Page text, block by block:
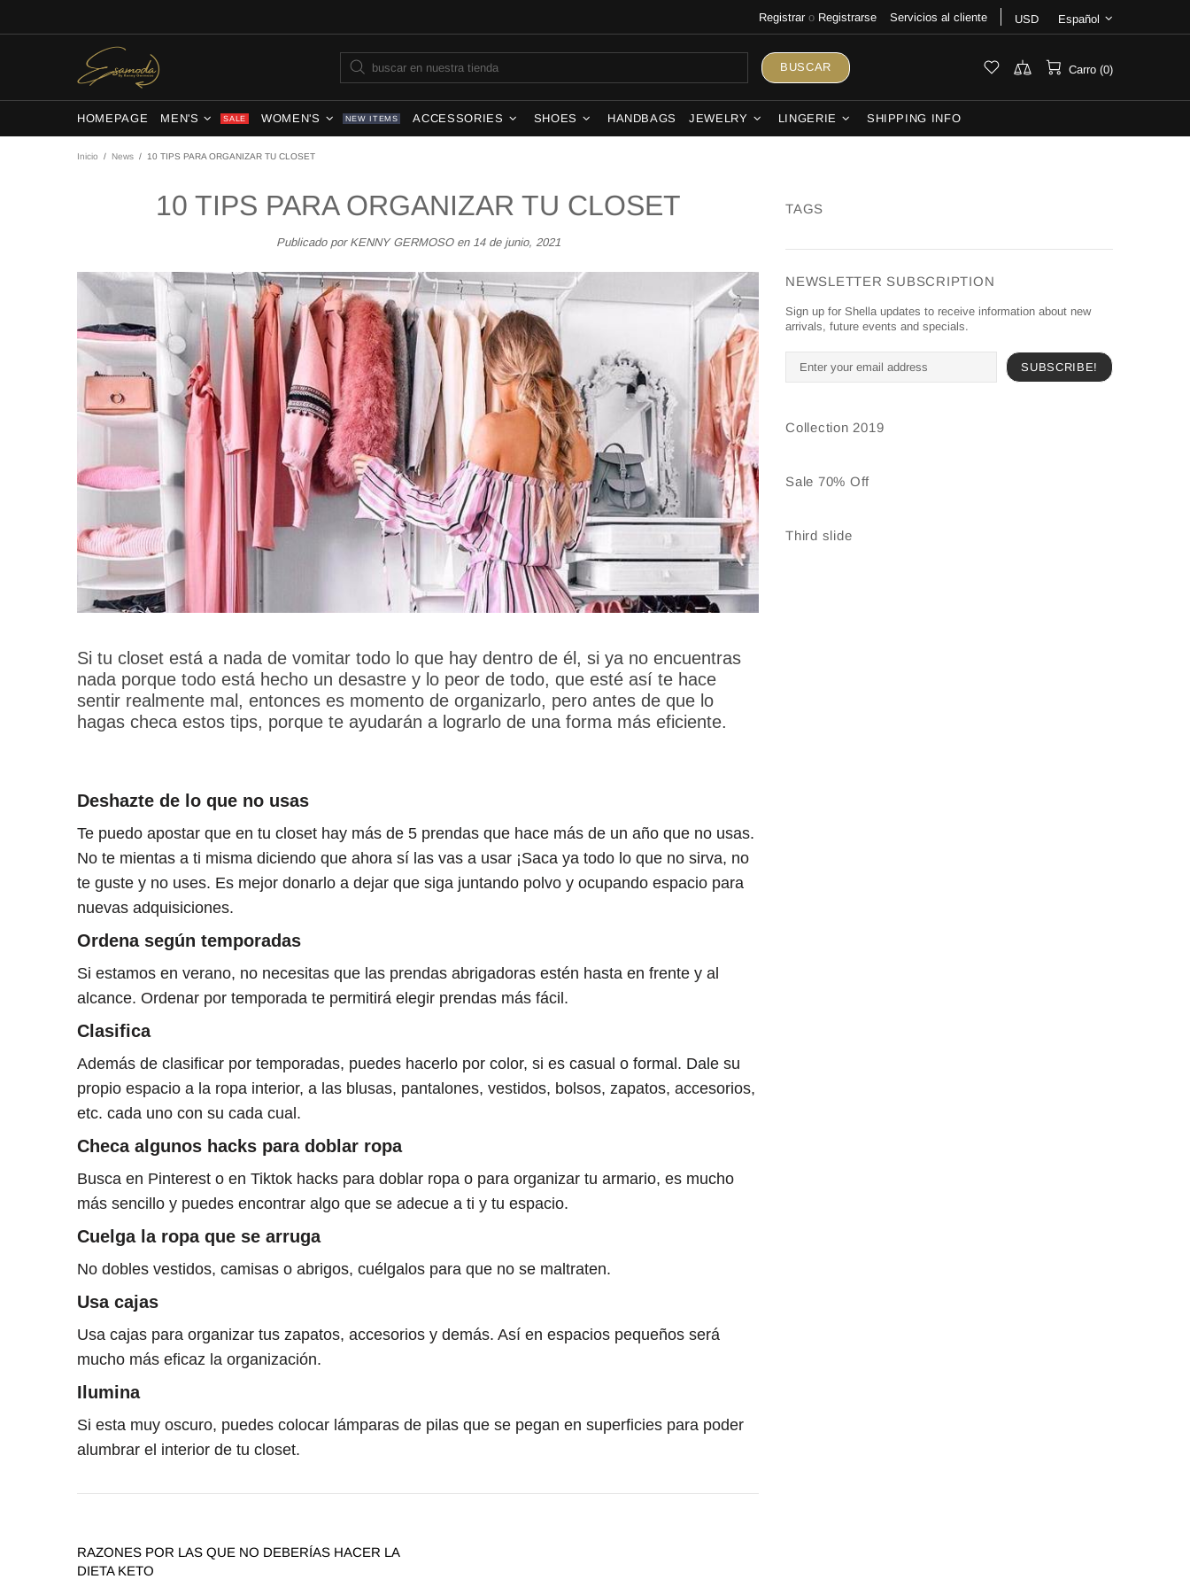
Registrar o Registrarse Servicios al cliente USD Español
BUSCAR Carro (0)
HOMEPAGE MEN'S SALE WOMEN'S NEW ITEMS ACCESSORIES SHOES HANDBAGS JEWELRY LINGERIE SHIPPING INFO
Inicio News 10 TIPS PARA ORGANIZAR TU CLOSET
TAGS
NEWSLETTER SUBSCRIPTION
Sign up for Shella updates to receive information about new
arrivals, future events and specials.
Collection 2019
Sale 70% Off
Third slide
10 TIPS PARA ORGANIZAR TU CLOSET
Publicado por KENNY GERMOSO en 14 de junio, 2021
Si tu closet está a nada de vomitar todo lo que hay dentro de él, si ya no encuentras
nada porque todo está hecho un desastre y lo peor de todo, que esté así te hace
sentir realmente mal, entonces es momento de organizarlo, pero antes de que lo
hagas checa estos tips, porque te ayudarán a lograrlo de una forma más eficiente.
Deshazte de lo que no usas
Te puedo apostar que en tu closet hay más de 5 prendas que hace más de un año que no usas.
No te mientas a ti misma diciendo que ahora sí las vas a usar ¡Saca ya todo lo que no sirva, no
te guste y no uses. Es mejor donarlo a dejar que siga juntando polvo y ocupando espacio para
nuevas adquisiciones.
Ordena según temporadas
Si estamos en verano, no necesitas que las prendas abrigadoras estén hasta en frente y al
alcance. Ordenar por temporada te permitirá elegir prendas más fácil.
Clasifica
Además de clasificar por temporadas, puedes hacerlo por color, si es casual o formal. Dale su
propio espacio a la ropa interior, a las blusas, pantalones, vestidos, bolsos, zapatos, accesorios,
etc. cada uno con su cada cual.
Checa algunos hacks para doblar ropa
Busca en Pinterest o en Tiktok hacks para doblar ropa o para organizar tu armario, es mucho
más sencillo y puedes encontrar algo que se adecue a ti y tu espacio.
Cuelga la ropa que se arruga
No dobles vestidos, camisas o abrigos, cuélgalos para que no se maltraten.
Usa cajas
Usa cajas para organizar tus zapatos, accesorios y demás. Así en espacios pequeños será
mucho más eficaz la organización.
Ilumina
Si esta muy oscuro, puedes colocar lámparas de pilas que se pegan en superficies para poder
alumbrar el interior de tu closet.
RAZONES POR LAS QUE NO DEBERÍAS HACER LA
DIETA KETO